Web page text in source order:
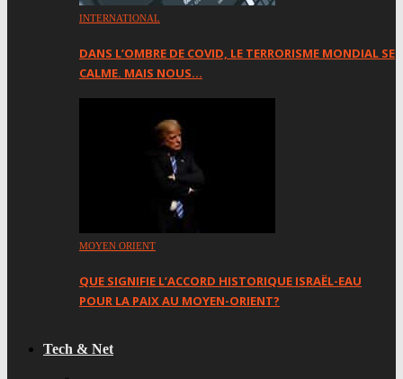
INTERNATIONAL
DANS L’OMBRE DE COVID, LE TERRORISME MONDIAL SE
CALME. MAIS NOUS…
MOYEN ORIENT
QUE SIGNIFIE L’ACCORD HISTORIQUE ISRAËL-EAU
POUR LA PAIX AU MOYEN-ORIENT?
Tech & Net